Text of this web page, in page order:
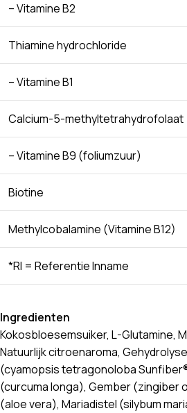
– Vitamine B2
Thiamine hydrochloride
– Vitamine B1
Calcium-5-methyltetrahydrofolaat
– Vitamine B9 (foliumzuur)
Biotine
Methylcobalamine (Vitamine B12)
*RI = Referentie Inname
Ingredienten
Kokosbloesemsuiker, L-Glutamine,
Natuurlijk citroenaroma,
(cyamopsis tetragonoloba
(curcuma longa), Gember (zingiber
(aloe vera), Mariadistel (silybum